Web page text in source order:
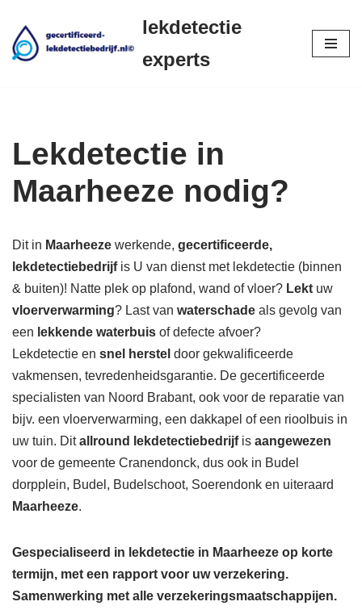
Ga
lekdetectie
experts
Lekdetectie in
Maarheeze nodig?
Dit in Maarheeze werkende, gecertificeerde,
lekdetectiebedrijf is U van dienst met lekdetectie (binnen
& buiten)! Natte plek op plafond, wand of vloer? Lekt uw
vloerverwarming? Last van waterschade als gevolg van
een lekkende waterbuis of defecte afvoer?
Lekdetectie en snel herstel door gekwalificeerde
vakmensen, tevredenheidsgarantie. De gecertificeerde
specialisten van Noord Brabant, ook voor de reparatie van
bijv. een vloerverwarming, een dakkapel of een rioolbuis in
uw tuin. Ditallround lekdetectiebedrijfis aangewezen
voor de gemeente Cranendonck, dus ook in Budel
dorpplein, Budel, Budelschoot, Soerendonk en uiteraard
Maarheeze.
Gespecialiseerd in lekdetectie in Maarheeze op korte
termijn, met een rapport voor uw verzekering.
Samenwerking met alle verzekeringsmaatschappijen.